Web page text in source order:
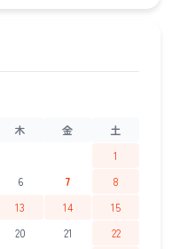
木 金
土
1
6 7
8
13 14
15
20 21
22